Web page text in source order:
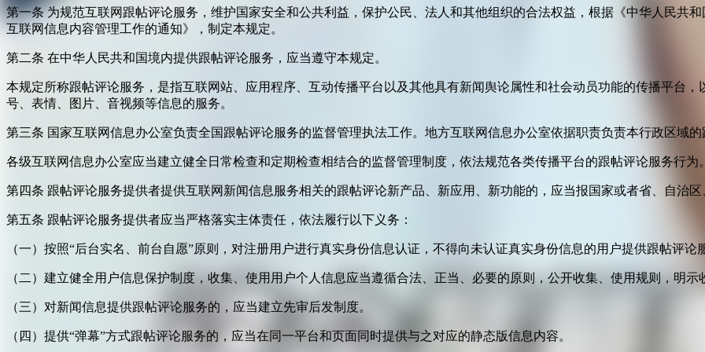
第一条 为规范互联网跟帖评论服务，维护国家安全和公共利益，保护公民、法人和其他组织的合法权益，根据《中华人民共
互联网信息内容管理工作的通知》，制定本规定。
第二条 在中华人民共和国境内提供跟帖评论服务，应当遵守本规定。
本规定所称跟帖评论服务，是指互联网站、应用程序、互动传播平台以及其他具有新闻舆论属性和社会动员功能的传播平台
号、表情、图片、音视频等信息的服务。
第三条 国家互联网信息办公室负责全国跟帖评论服务的监督管理执法工作。地方互联网信息办公室依据职责负责本行政区域
各级互联网信息办公室应当建立健全日常检查和定期检查相结合的监督管理制度，依法规范各类传播平台的跟帖评论服务行为
第四条 跟帖评论服务提供者提供互联网新闻信息服务相关的跟帖评论新产品、新应用、新功能的，应当报国家或者省、自治
第五条 跟帖评论服务提供者应当严格落实主体责任，依法履行以下义务：
（一）按照“后台实名、前台自愿”原则，对注册用户进行真实身份信息认证，不得向未认证真实身份信息的用户提供跟帖评论
（二）建立健全用户信息保护制度，收集、使用用户个人信息应当遵循合法、正当、必要的原则，公开收集、使用规则，明
（三）对新闻信息提供跟帖评论服务的，应当建立先审后发制度。
（四）提供“弹幕”方式跟帖评论服务的，应当在同一平台和页面同时提供与之对应的静态版信息内容。